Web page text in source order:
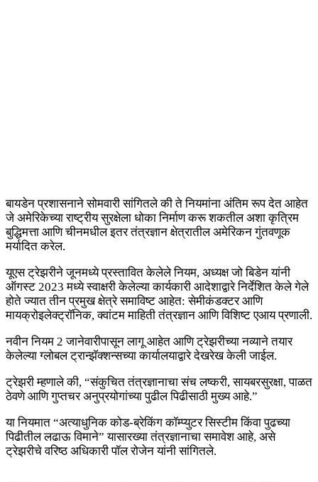
बायडेन प्रशासनाने सोमवारी सांगितले की ते नियमांना अंतिम रूप देत आहेत
जे अमेरिकेच्या राष्ट्रीय सुरक्षेला धोका निर्माण करू शकतील अशा कृत्रिम
बुद्धिमत्ता आणि चीनमधील इतर तंत्रज्ञान क्षेत्रातील अमेरिकन गुंतवणूक
मर्यादित करेल.
यूएस ट्रेझरीने जूनमध्ये प्रस्तावित केलेले नियम, अध्यक्ष जो बिडेन यांनी
ऑगस्ट 2023 मध्ये स्वाक्षरी केलेल्या कार्यकारी आदेशाद्वारे निर्देशित केले गेले
होते ज्यात तीन प्रमुख क्षेत्रे समाविष्ट आहेत: सेमीकंडक्टर आणि
मायक्रोइलेक्ट्रॉनिक, क्वांटम माहिती तंत्रज्ञान आणि विशिष्ट एआय प्रणाली.
नवीन नियम 2 जानेवारीपासून लागू आहेत आणि ट्रेझरीच्या नव्याने तयार
केलेल्या ग्लोबल ट्रान्झॅक्शन्सच्या कार्यालयाद्वारे देखरेख केली जाईल.
ट्रेझरी म्हणाले की, “संकुचित तंत्रज्ञानाचा संच लष्करी, सायबरसुरक्षा, पाळत
ठेवणे आणि गुप्तचर अनुप्रयोगांच्या पुढील पिढीसाठी मुख्य आहे.”
या नियमात “अत्याधुनिक कोड-ब्रेकिंग कॉम्प्युटर सिस्टीम किंवा पुढच्या
पिढीतील लढाऊ विमाने” यासारख्या तंत्रज्ञानाचा समावेश आहे, असे
ट्रेझरीचे वरिष्ठ अधिकारी पॉल रोजेन यांनी सांगितले.